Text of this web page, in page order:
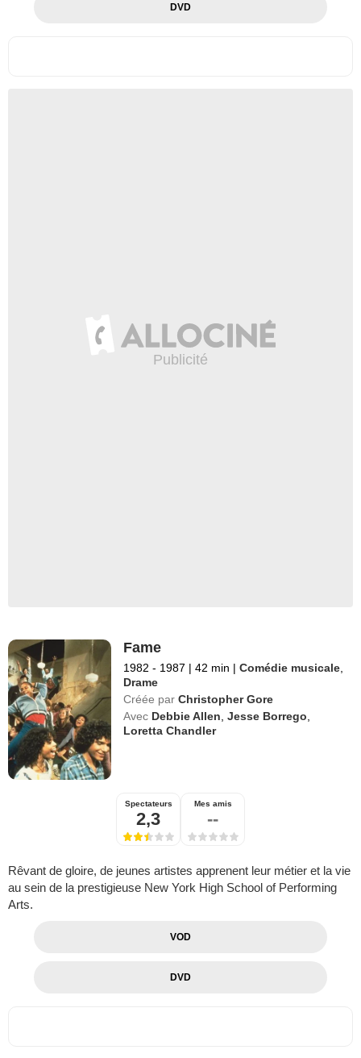
DVD
Fame
1982 - 1987 | 42 min | Comédie musicale
Drame
Créée par Christopher Gore
Avec Debbie Allen ,Jesse Borrego
Loretta Chandler
Spectateurs
2,3
Mes amis
--
Rêvant de gloire, de jeunes artistes apprenent leur métier et la vie
au sein de la prestigieuse New York High School of Performing
Arts.
VOD
DVD